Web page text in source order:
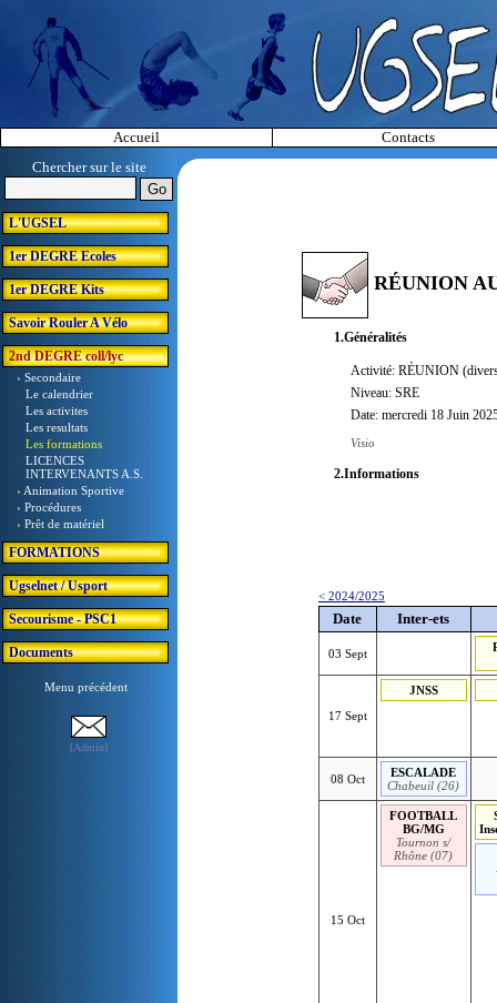
Accueil
Contacts
Chercher sur le site
L'UGSEL
1er DEGRE Ecoles
1er DEGRE Kits
Savoir Rouler A Vélo
2nd DEGRE coll/lyc
› Secondaire
Le calendrier
Les activites
Les resultats
Les formations
LICENCES
INTERVENANTS A.S.
› Animation Sportive
› Procédures
› Prêt de matériel
FORMATIONS
Ugselnet / Usport
Secourisme - PSC1
Documents
Menu précédent
[Admin]
RÉUNION
1.Généralités
Activité: RÉUNION
Niveau: SRE
Date: mercredi 18 Juin
Visio
2.Informations
< 2024/2025
Date Inter-ets
03 Sept
17 Sept
JNSS
08 Oct
ESCALADE
Chabeuil (26)
15 Oct
FOOTBALL
BG/MG
Tournon s/
Rhône (07)